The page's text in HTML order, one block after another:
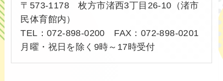
〒573-1178 枚方市渚西3丁目26-10（渚市
民体育館内）
TEL：072-898-0200 FAX：072-898-0201
月曜・祝日を除く9時～17時受付